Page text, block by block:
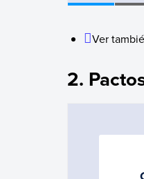
Ver
2.